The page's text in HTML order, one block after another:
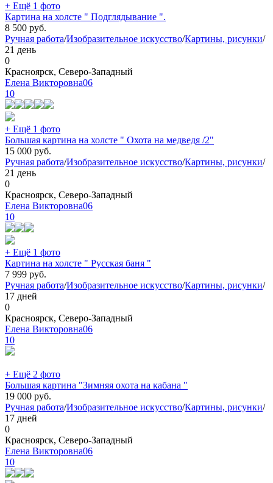
+ Ещё 1 фото
Картина на холсте " Подглядывание ".
8 500 руб.
Ручная работа/Изобразительное искусство/Картины, рисунки/
21 день
0
Красноярск, Северо-Западный
Елена Викторовна06
10
+ Ещё 1 фото
Большая картина на холсте " Охота на медведя /2"
15 000 руб.
Ручная работа/Изобразительное искусство/Картины, рисунки/
21 день
0
Красноярск, Северо-Западный
Елена Викторовна06
10
+ Ещё 1 фото
Картина на холсте " Русская баня "
7 999 руб.
Ручная работа/Изобразительное искусство/Картины, рисунки/
17 дней
0
Красноярск, Северо-Западный
Елена Викторовна06
10
+ Ещё 2 фото
Большая картина "Зимняя охота на кабана "
19 000 руб.
Ручная работа/Изобразительное искусство/Картины, рисунки/
17 дней
0
Красноярск, Северо-Западный
Елена Викторовна06
10